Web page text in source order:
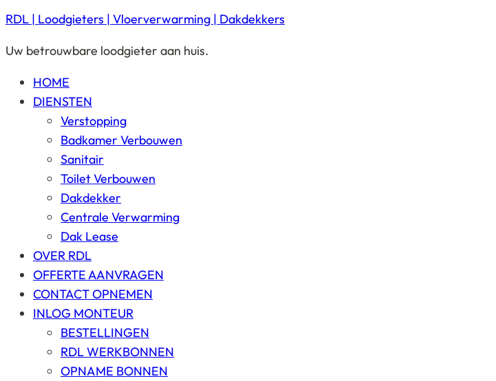
RDL | Loodgieters | Vloerverwarming | Dakdekkers
Uw betrouwbare loodgieter aan huis.
HOME
DIENSTEN
Verstopping
Badkamer Verbouwen
Sanitair
Toilet Verbouwen
Dakdekker
Centrale Verwarming
Dak Lease
OVER RDL
OFFERTE AANVRAGEN
CONTACT OPNEMEN
INLOG MONTEUR
BESTELLINGEN
RDL WERKBONNEN
OPNAME BONNEN